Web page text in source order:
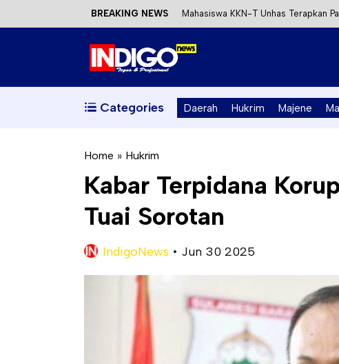
BREAKING NEWS Mahasiswa KKN-T Unhas Terapkan
Satu DPO Pengeroyokan SPBU
Kecewa Kapolresta Absen, APPK
Categories Daerah Hukrim Majene
Home » Hukrim
Kabar Terpidana
Tuai Sorotan
IndigoNews • Jun 30 2025